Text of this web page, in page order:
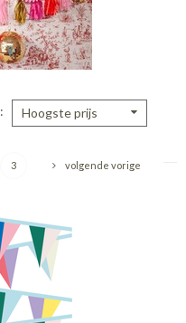
Hoogste prijs
3 volgende vorige